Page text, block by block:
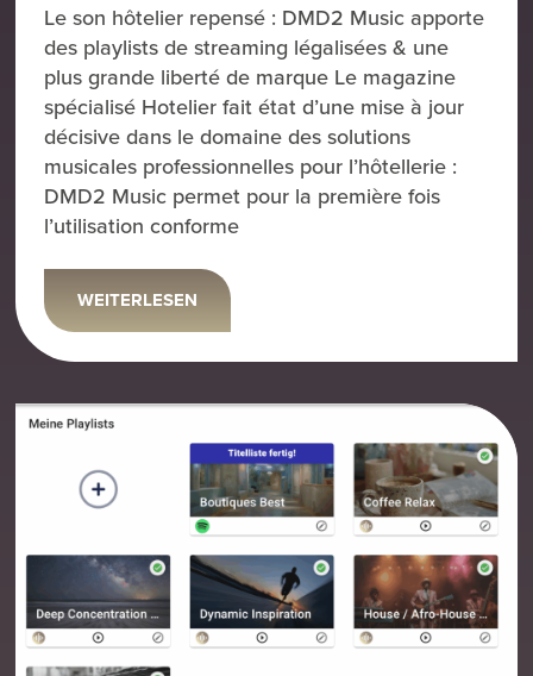
Le son hôtelier repensé : DMD2 Music apporte
des playlists de streaming légalisées & une
plus grande liberté de marque Le magazine
spécialisé Hotelier fait état d’une mise à jour
décisive dans le domaine des solutions
musicales professionnelles pour l’hôtellerie :
DMD2 Music permet pour la première fois
l’utilisation conforme
WEITERLESEN